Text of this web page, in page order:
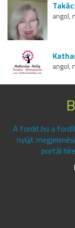
angol,
angol,
A fordit.hu a
nyújt
portál